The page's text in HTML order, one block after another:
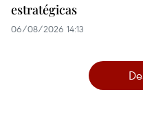
estratégicas
06/08/2026 14:13